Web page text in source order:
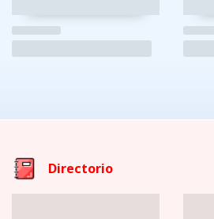
Directorio